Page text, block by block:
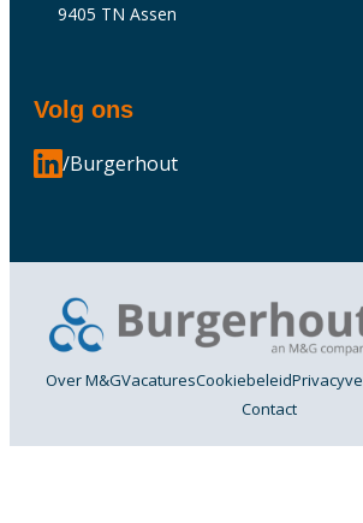
9405 TN Assen
Volg ons
/Burgerhout
Over M&GVacaturesCookiebeleid
Contact